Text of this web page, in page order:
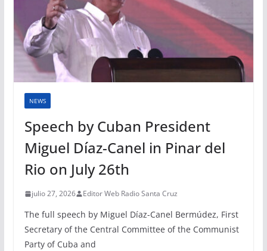
NEWS
Speech by Cuban President
Miguel Díaz-Canel in Pinar del
Rio on July 26th
julio 27, 2026 Editor Web Radio Santa Cruz
The full speech by Miguel Díaz-Canel Bermúdez, First
Secretary of the Central Committee of the Communist
Party of Cuba and